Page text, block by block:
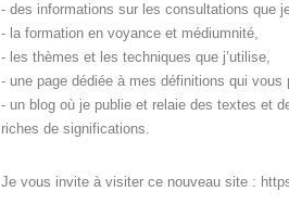
- des informations sur les consultations que
- la formation en voyance et médiumnité,
- les thèmes et les techniques que j’utilise,
- une page dédiée à mes définitions qui
- un blog où je publie et relaie des textes et
riches de significations.
Je vous invite à visiter ce nouveau site :